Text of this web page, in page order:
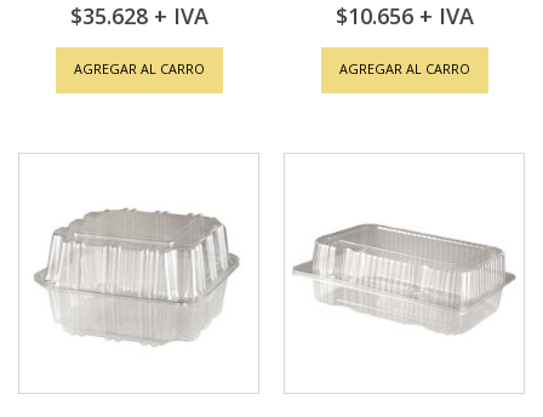
$35.628
AGREGAR AL CARRO
$10.656
AGREGAR AL CARRO